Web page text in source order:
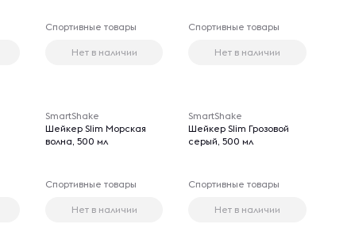
Спортивные товары
Нет в наличии
Спортивные товары
Нет в наличии
SmartShake
Шейкер Slim Морская
волна, 500 мл
Спортивные товары
Нет в наличии
SmartShake
Шейкер Slim Грозовой
серый, 500 мл
Спортивные товары
Нет в наличии